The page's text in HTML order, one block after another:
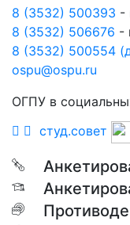
8 (3532) 500393 -
8 (3532) 506676 -
8 (3532) 500554
ospu@ospu.ru
ОГПУ в
студ.совет